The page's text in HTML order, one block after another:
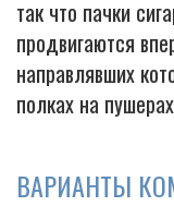
так что пачки
продвигаются
направлявших
полках на
ВАРИАНТЫ